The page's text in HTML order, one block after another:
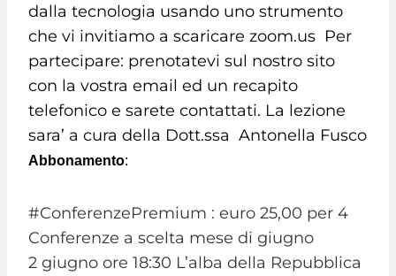
dalla tecnologia usando uno strumento
che vi invitiamo a scaricare zoom.us Per
partecipare: prenotatevi sul nostro sito
con la vostra email ed un recapito
telefonico e sarete contattati. La lezione
sara’ a cura della Dott.ssa Antonella Fusco
Abbonamento:
#ConferenzePremium : euro 25,00 per 4
Conferenze a scelta mese di giugno
2 giugno ore 18:30 L’alba della Repubblica